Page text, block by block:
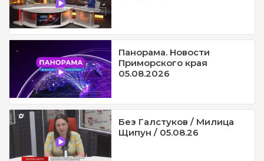
Панорама. Новости
Приморского края
05.08.2026
Без Галстуков / Милица
Щипун / 05.08.26